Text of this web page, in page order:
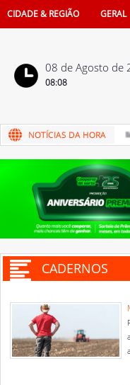
CIDADE & REGIÃO GERAL
08 de Agosto de
08:08
devem votar Código de Ética
CADERNOS